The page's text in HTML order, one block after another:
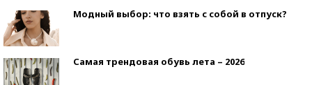
Модный выбор: что взять с собой в отпуск?
Самая трендовая обувь лета – 2026